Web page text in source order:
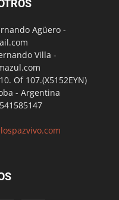
Agüero -
Villa -
Of 107.(X5152EYN)
- Argentina